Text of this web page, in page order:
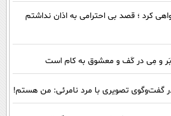
کرد ؛ قصد بی احترامی به اذان نداشتم
بَر و مِی در کَف و معشوق به کام است
گفت‌و‌گوی تصویری با مرد نامرئی: من هستم!